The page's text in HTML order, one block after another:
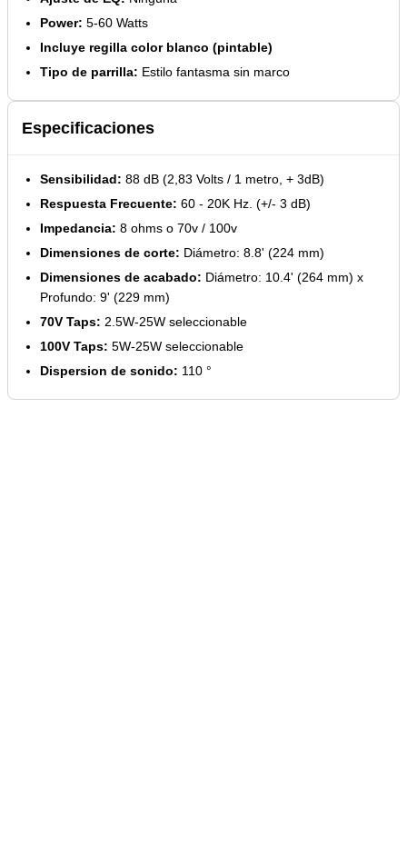
Power: 5-60 Watts
Incluye regilla color blanco (pintable)
Tipo de parrilla: Estilo fantasma sin marco
Especificaciones
Sensibilidad: 88 dB (2,83 Volts / 1 metro, + 3dB)
Respuesta Frecuente: 60 - 20K Hz. (+/- 3 dB)
Impedancia: 8 ohms o 70v / 100v
Dimensiones de corte: Diámetro: 8.8' (224 mm)
Dimensiones de acabado: Diámetro: 10.4' (264 mm) x
Profundo: 9' (229 mm)
70V Taps: 2.5W-25W seleccionable
100V Taps: 5W-25W seleccionable
Dispersion de sonido: 110 °